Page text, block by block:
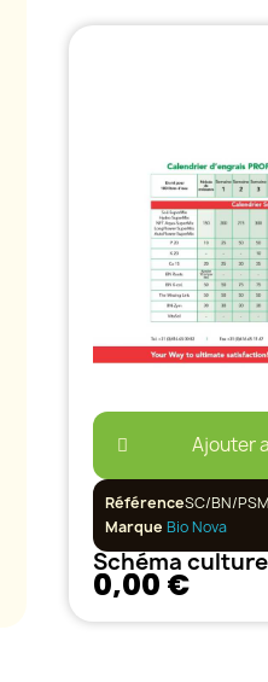
Ajouter
RéférenceSC/BN/PSM
Marque Bio Nova
0,00 €